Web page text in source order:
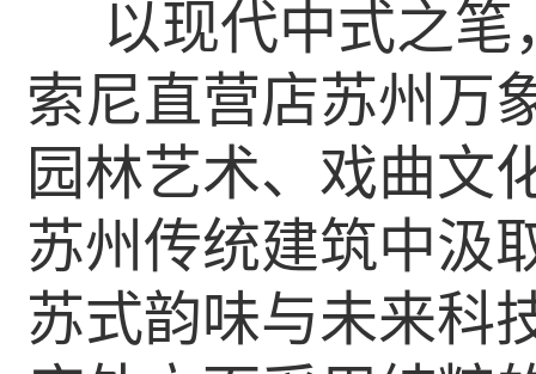
以现代中式之
索尼直营店苏州万
园林艺术、戏曲文
苏州传统建筑中汲
苏式韵味与未来科